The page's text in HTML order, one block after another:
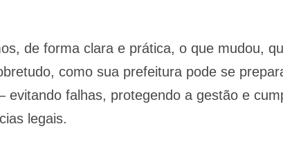
de forma clara e prática, o que mudou,
como sua prefeitura pode se
falhas, protegendo a gestão e
legais.